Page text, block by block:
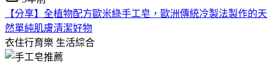
【分享】全植物配方歐米綠手工皂，歐洲傳統冷製法製作的天
然單純肌膚清潔好物
衣住行育樂 生活綜合